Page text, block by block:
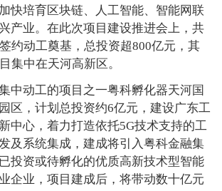
快培育区块链、人工智能、智能网联
产业。在此次项目建设推进会上，共
约动工奠基，总投资超800亿元，其
集中在天河高新区。
中动工的项目之一粤科孵化器天河国
区，计划总投资约6亿元，建设广东工
中心，着力打造依托5G技术支持的工
及系统集成，建成将引入粤科金融集
投资或待孵化的优质高新技术型智能
企业，项目建成后，将带动数十亿元